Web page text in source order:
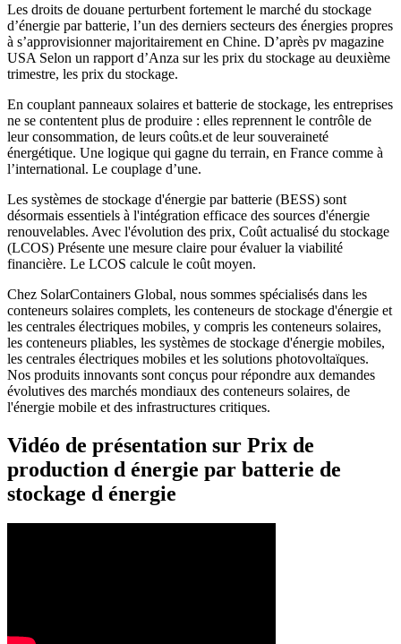
Les droits de douane perturbent fortement le marché du stockage
d’énergie par batterie, l’un des derniers secteurs des énergies propres
à s’approvisionner majoritairement en Chine. D’après pv magazine
USA Selon un rapport d’Anza sur les prix du stockage au deuxième
trimestre, les prix du stockage.
En couplant panneaux solaires et batterie de stockage, les entreprises
ne se contentent plus de produire : elles reprennent le contrôle de
leur consommation, de leurs coûts.et de leur souveraineté
énergétique. Une logique qui gagne du terrain, en France comme à
l’international. Le couplage d’une.
Les systèmes de stockage d'énergie par batterie (BESS) sont
désormais essentiels à l'intégration efficace des sources d'énergie
renouvelables. Avec l'évolution des prix, Coût actualisé du stockage
(LCOS) Présente une mesure claire pour évaluer la viabilité
financière. Le LCOS calcule le coût moyen.
Chez SolarContainers Global, nous sommes spécialisés dans les
conteneurs solaires complets, les conteneurs de stockage d'énergie et
les centrales électriques mobiles, y compris les conteneurs solaires,
les conteneurs pliables, les systèmes de stockage d'énergie mobiles,
les centrales électriques mobiles et les solutions photovoltaïques.
Nos produits innovants sont conçus pour répondre aux demandes
évolutives des marchés mondiaux des conteneurs solaires, de
l'énergie mobile et des infrastructures critiques.
Vidéo de présentation sur Prix de
production d énergie par batterie de
stockage d énergie